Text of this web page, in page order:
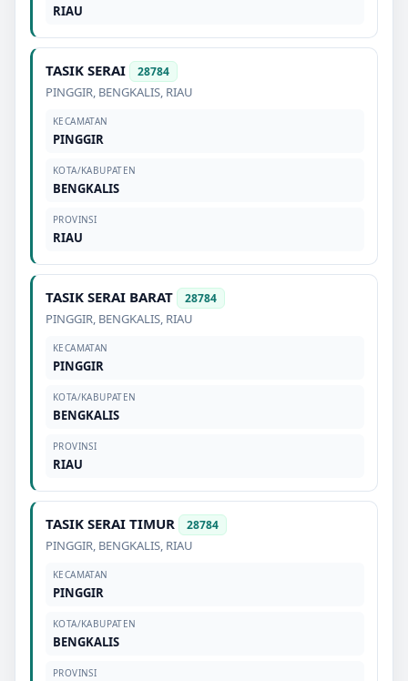
RIAU
TASIK SERAI 28784
PINGGIR, BENGKALIS, RIAU
KECAMATAN
PINGGIR
KOTA/KABUPATEN
BENGKALIS
PROVINSI
RIAU
TASIK SERAI BARAT 28784
PINGGIR, BENGKALIS, RIAU
KECAMATAN
PINGGIR
KOTA/KABUPATEN
BENGKALIS
PROVINSI
RIAU
TASIK SERAI TIMUR 28784
PINGGIR, BENGKALIS, RIAU
KECAMATAN
PINGGIR
KOTA/KABUPATEN
BENGKALIS
PROVINSI